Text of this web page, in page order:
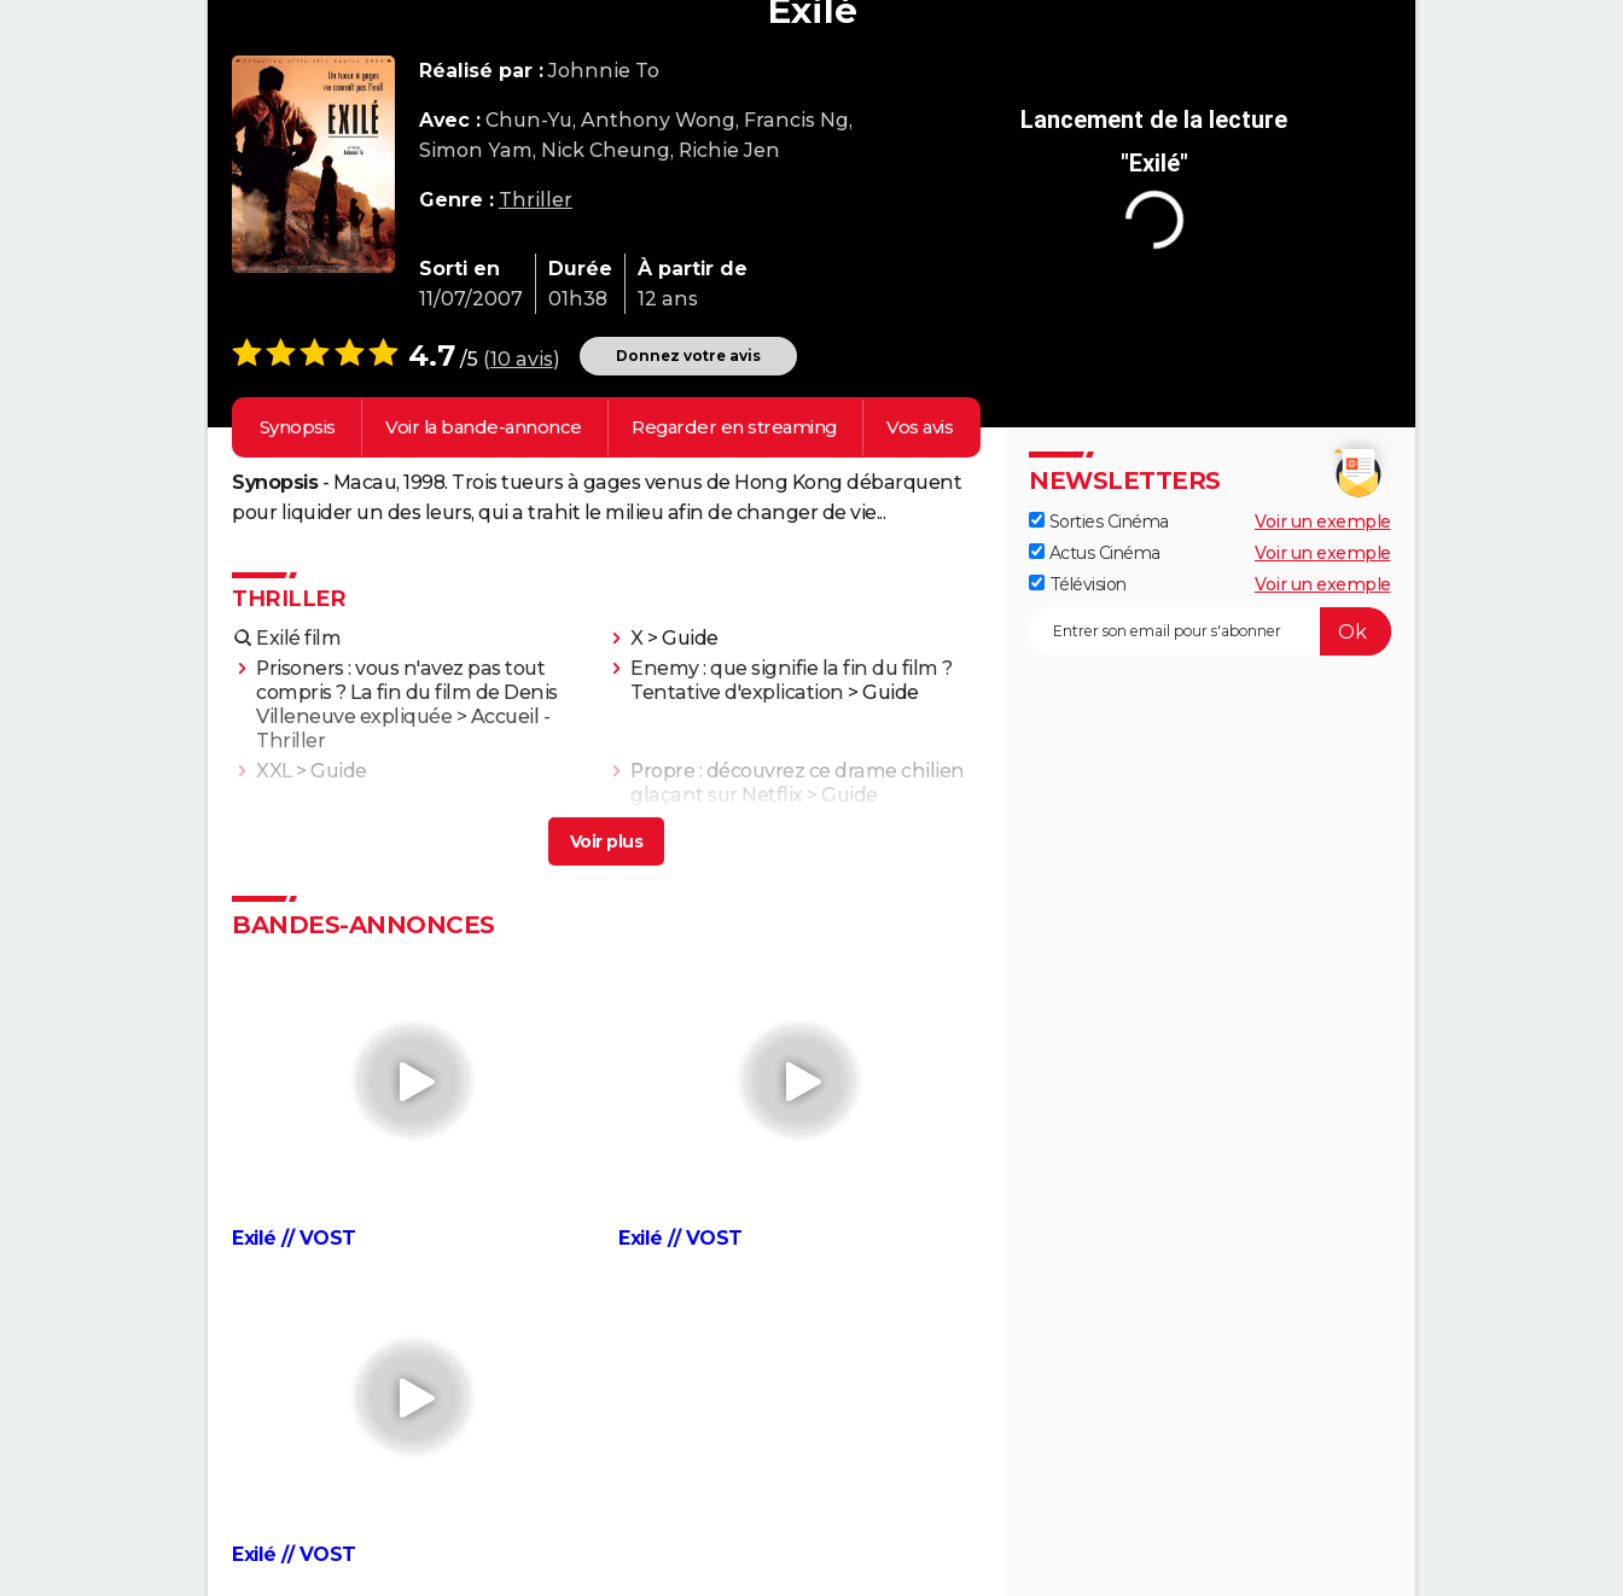
Exilé
"Exilé"
Réalisé par : Johnnie To
Avec : Chun-Yu, Anthony Wong, Francis Ng,
Simon Yam, Nick Cheung, Richie Jen
Genre : Thriller
Sorti en
11/07/2007
Durée
01h38
À partir de
12 ans
4.7 /5 (10 avis) Donnez votre avis
Synopsis Voir la bande-annonce Regarder enstreaming Vosavis
Synopsis- Macau, 1998. Trois tueurs à gages venus de Hong Kong débarquent
pour liquider un des leurs, qui a trahit le milieu afin de changer de vie...
THRILLER
Exilé film X > Guide
Prisoners : vous n'avez pas tout
compris ? La fin du film de Denis
Villeneuve expliquée > Accueil -
Thriller
Enemy : que signifie la fin du film ?
Tentative d'explication > Guide
XXL> Guide
Propre : découvrez ce drame chilien
glaçant sur Netflix > Guide
Le Prestige : avez-vous bien compris
Get Out
totalement des spectateurs dans le
générique, êtes-vous tombé dans le
dans une bande-annonce
Parasite : après le film, où en est le
projet de série pour HBO ?
Insaisissables 3 : de premières images
du braquage magique et une date
de sortie annoncée
interview...
Le Silence des agneaux
Les Crimes du futur
Drive : Ryan Gosling conduit-il
vraiment dans le film ?
Scott se dévoile dans une nouvelle
BANDES-ANNONCES
Exilé // VOST Exilé // VOST
Exilé // VOST
NEWSLETTERS
Sorties Cinéma
Voir un exemple
Actus Cinéma
Voir un exemple
Télévision
Voir un exemple